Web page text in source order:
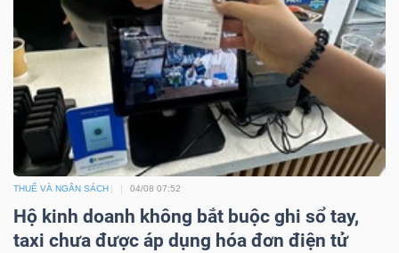
THUẾ VÀ NGÂN SÁCH 04/08 07:52
Hộ kinh doanh không bắt buộc ghi sổ tay,
taxi chưa được áp dụng hóa đơn điện tử
cáo
phân
tích
(-)
Thuật
ngữ
(-)